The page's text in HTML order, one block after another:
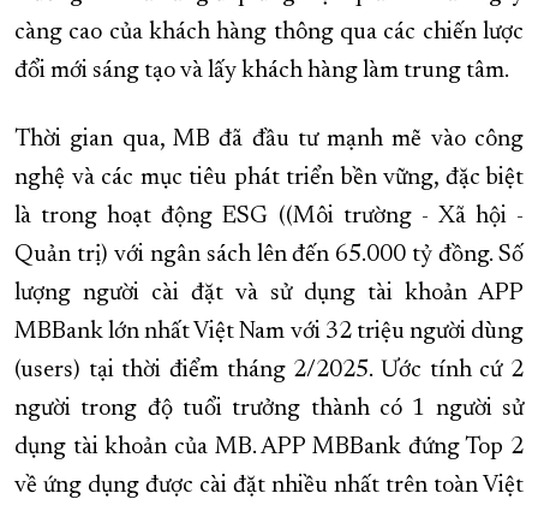
càng cao của khách hàng thông qua các chiến lược
đổi mới sáng tạo và lấy khách hàng làm trung tâm.
Thời gian qua, MB đã đầu tư mạnh mẽ vào công
nghệ và các mục tiêu phát triển bền vững, đặc biệt
là trong hoạt động ESG ((Môi trường - Xã hội -
Quản trị) với ngân sách lên đến 65.000 tỷ đồng. Số
lượng người cài đặt và sử dụng tài khoản APP
MBBank lớn nhất Việt Nam với 32 triệu người dùng
(users) tại thời điểm tháng 2/2025. Ước tính cứ 2
người trong độ tuổi trưởng thành có 1 người sử
dụng tài khoản của MB. APP MBBank đứng Top 2
về ứng dụng được cài đặt nhiều nhất trên toàn Việt